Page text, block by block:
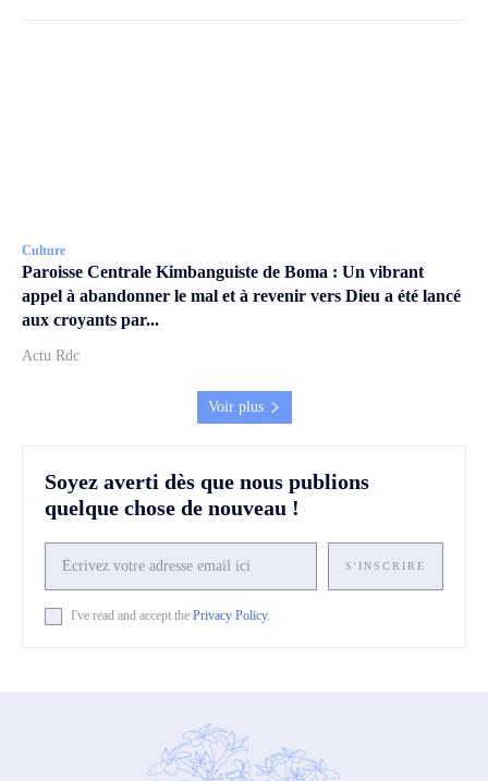
Culture
Paroisse Centrale Kimbanguiste de Boma : Un vibrant
appel à abandonner le mal et à revenir vers Dieu a été lancé
aux croyants par...
Actu Rdc
Voir plus
Soyez averti dès que nous publions
quelque chose de nouveau !
S'INSCRIRE
I've read and accept the Privacy Policy.